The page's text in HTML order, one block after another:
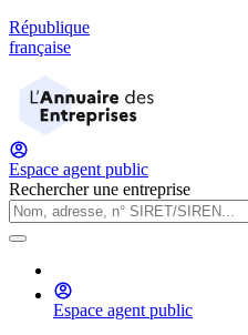
République
française
Espace agent public
Rechercher une entreprise
Espace agent public